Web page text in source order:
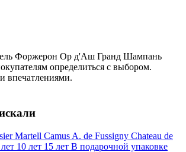
Форжерон Ор д'Аш Гранд Шампань
определиться с выбором.
впечатлениями.
Martell Camus A. de Fussigny Chateau de
10 лет 15 лет В подарочной упаковке